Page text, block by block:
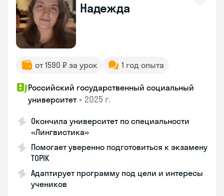
Надежда
от 1590 ₽ за урок 1 год опыта
Российский государственный социальный
университет • 2025 г.
Окончила университет по специальности
«Лингвистика»
Помогает уверенно подготовиться к экзамену
TOPIK
Адаптирует программу под цели и интересы
учеников